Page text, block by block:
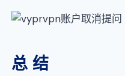
总 结